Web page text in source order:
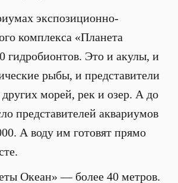
экспозиционно-
комплекса «Планета
гидробионтов. Это и акулы, и
рыбы, и представители
морей, рек и озер. А до
представителей аквариумов
А воду им готовят прямо
Океан» — более 40 метров.